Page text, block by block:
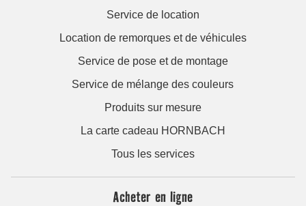
Service de location
Location de remorques et de véhicules
Service de pose et de montage
Service de mélange des couleurs
Produits sur mesure
La carte cadeau HORNBACH
Tous les services
Acheter en ligne